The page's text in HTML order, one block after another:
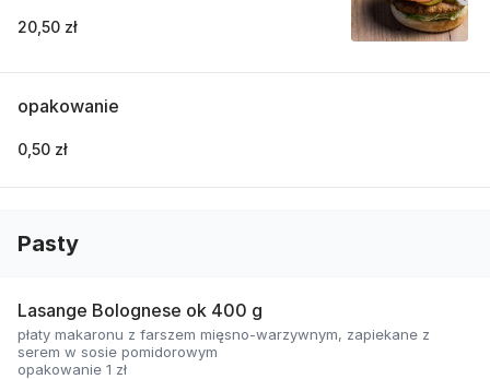
20,50 zł
opakowanie
0,50 zł
Pasty
Lasange Bolognese ok 400 g
płaty makaronu z farszem mięsno-warzywnym, zapiekane z
serem w sosie pomidorowym
opakowanie 1 zł